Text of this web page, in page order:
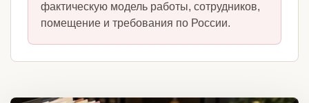
фактическую модель работы, сотрудников,
помещение и требования по России.